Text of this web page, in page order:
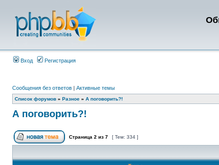
Вход Регистрация
Сообщения без ответов | Активные темы
Список форумов » Разное » А поговорить?!
А поговорить?!
Страница 2 из 7 [ Тем: 334 ]